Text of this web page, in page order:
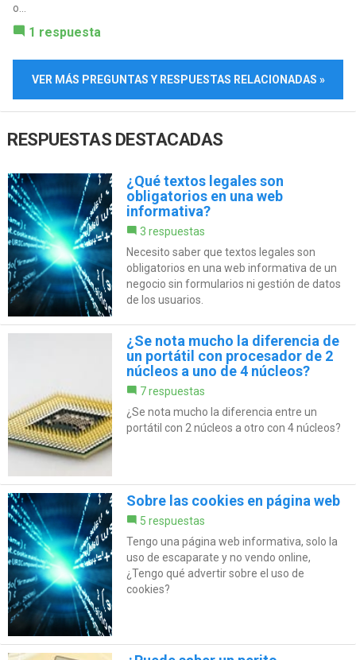
o...
1 respuesta
VER MÁS PREGUNTAS Y RESPUESTAS RELACIONADAS »
RESPUESTAS DESTACADAS
¿Qué textos legales son
obligatorios en una web
informativa?
3 respuestas
Necesito saber que textos legales son
obligatorios en una web informativa de un
negocio sin formularios ni gestión de datos
de los usuarios.
¿Se nota mucho la diferencia de
un portátil con procesador de 2
núcleos a uno de 4 núcleos?
7 respuestas
¿Se nota mucho la diferencia entre un
portátil con 2 núcleos a otro con 4 núcleos?
Sobre las cookies en página web
5 respuestas
Tengo una página web informativa, solo la
uso de escaparate y no vendo online,
¿Tengo qué advertir sobre el uso de
cookies?